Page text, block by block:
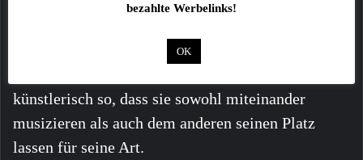
Freunde, Kumpels, Kollegen, aus ähnlichem Holz
künstlerisch so, dass sie sowohl miteinander
musizieren als auch dem anderen seinen Platz
lassen für seine Art.
bezahlte Werbelinks!
OK